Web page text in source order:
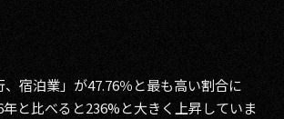
、宿泊業」が47.76％と最も高い割合に
年と比べると236%と大きく上昇していま